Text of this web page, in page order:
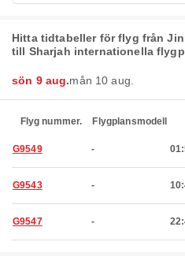
Hitta tidtabeller för flyg från
till Sharjah internationella
sön 9 aug.mån 10 aug.
Flyg nummer. Flygplansmodell
G9549 -
G9543 -
G9547 -